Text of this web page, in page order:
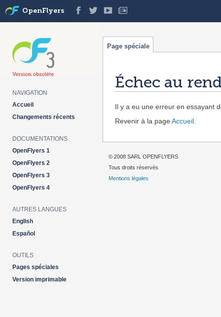
Échec au
Il y a eu une erreur en essayant
Revenir à la pageAccueil
Page spéciale
OpenFlyers
NAVIGATION
Accueil
Changements récents
DOCUMENTATIONS
OpenFlyers 1
OpenFlyers 2
OpenFlyers 3
OpenFlyers 4
AUTRES LANGUES
English
Español
OUTILS
Pages spéciales
Version imprimable
© 2008 SARL OPENFLYERS
Tous droits réservés
Mentions légales